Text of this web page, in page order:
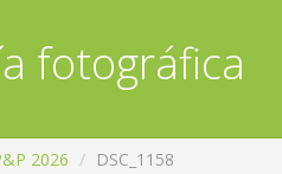
fotográfica
2026 DSC_1158